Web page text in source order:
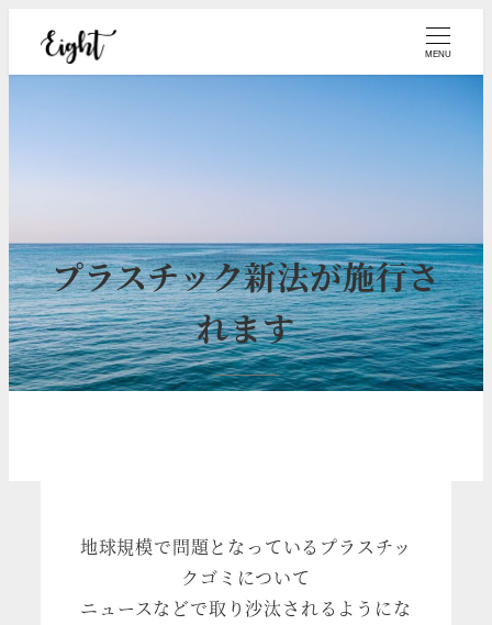
ツ
へ
移
動
MENU
プラスチック新法が施行さ
れます
地球規模で問題となっているプラスチッ
クゴミについて
ニュースなどで取り沙汰されるようにな